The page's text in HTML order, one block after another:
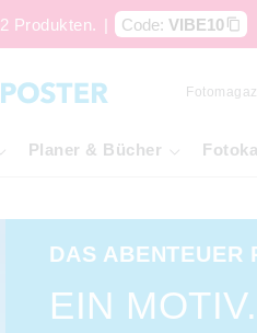
Produkten. | Code: VIBE10
Planer & Bücher
DAS ABENTEUER
EIN